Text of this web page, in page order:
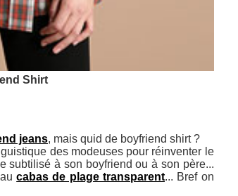
Shirt
jeans, mais quid de boyfriend shirt ?
des modeuses pour réinventer le
subtilisé à son boyfriend ou à son père...
aucabas de plage transparent... Bref on